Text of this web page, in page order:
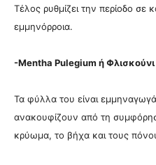
Τέλος ρυθμίζει την περίοδο σε
εμμηνόρροια.
-Mentha Pulegium ή Φλισκούνι
Τα φύλλα του είναι
ανακουφίζουν από τη
κρύωμα, το βήχα και τους